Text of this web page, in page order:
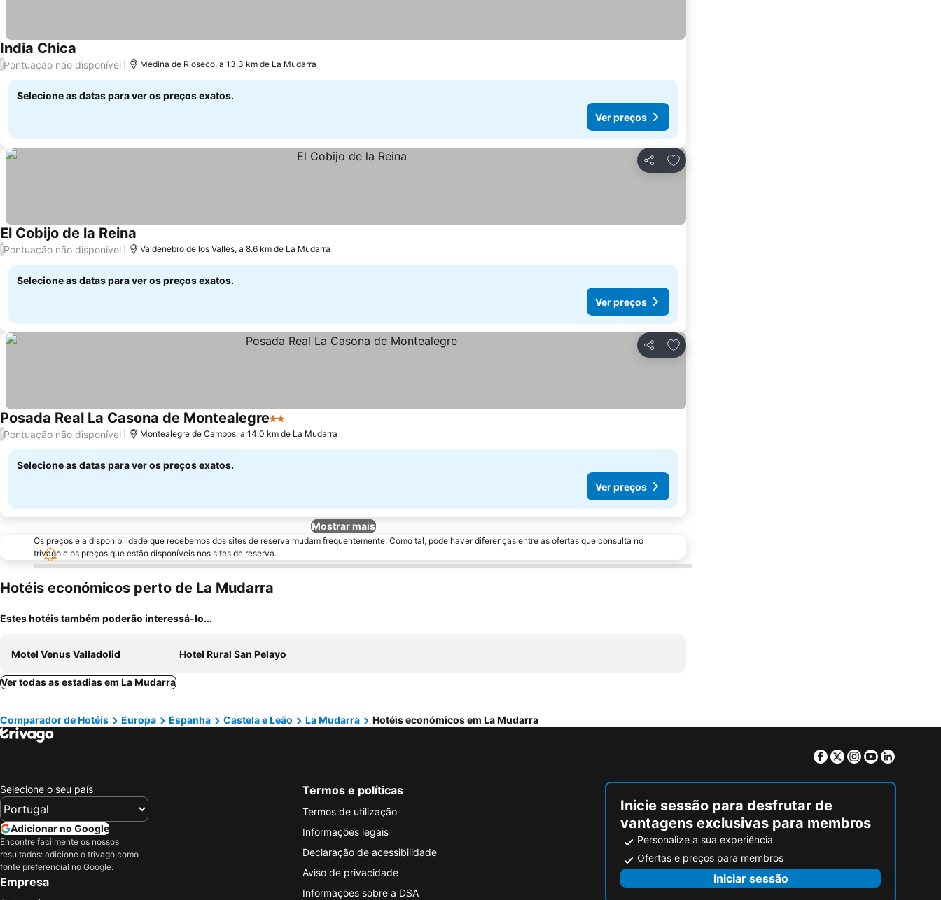
India Chica Ver preços
/Pontuação não disponível Medina de Rioseco, a 13.3 km de La Mudarra
Selecione as datas para ver os preços exatos.
Ver preços
Partilhar
Adicionar aos favoritos
El Cobijo de la Reina
/Pontuação não disponível Valdenebro de los Valles, a 8.6 km de La Mudarra
Selecione as datas para ver os preços exatos.
Ver preços
Partilhar
Adicionar aos favoritos
Posada Real La Casona de Montealegre2 Estrelas
/Pontuação não disponível Montealegre de Campos, a 14.0 km de La Mudarra
Selecione as datas para ver os preços exatos.
Ver preços
Mostrar mais
Os preços e a disponibilidade que recebemos dos sites de reserva mudam frequentemente. Como tal, pode haver diferenças entre as ofertas que consulta no
trivago e os preços que estão disponíveis nos sites de reserva.
Hotéis económicos perto de La Mudarra
Estes hotéis também poderão interessá-lo...
Motel Venus Valladolid Hotel Rural San Pelayo
Ver todas as estadias em La Mudarra
Comparador de Hotéis Europa Espanha Castela e Leão La Mudarra Hotéis económicos em La Mudarra
Facebook
TwitterInstagram
Youtube
Selecione o seu país
Adicionar no Google
Encontre facilmente os nossos
resultados: adicione o trivago como
fonte preferencial no Google.
Empresa
Termos e políticas
Termos de utilização
Informações legais
Declaração de acessibilidade
Aviso de privacidade
Informações sobre a DSA
Inicie sessão para desfrutar de
vantagens exclusivas para membros
Personalize a sua experiência
Ofertas e preços para membros
Iniciar sessão